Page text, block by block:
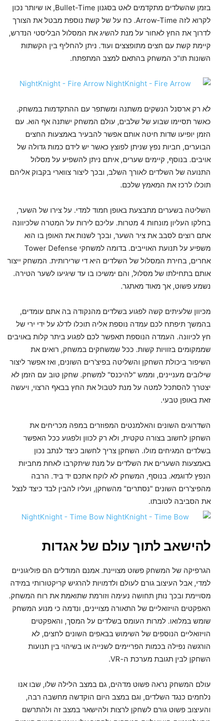
בזמן שהשלדים מתקדמים לאט בסגנון Bullet-Time, או שיותר נכון
לקרוא לזה Arrow-Time. כח על של קשת נוספת מבטל את הצורך
לדרוך את החץ לאחור על מנת להשיג את המסלול הבליסטי הנדרש,
קיימת קשת עם חצים מתופצצים ועוד. ניתן להחליף בין הקשתות
השונות תו"כ המשחק בהתאם למצב המתפתח.
לא רק ארסנל הנשקים משתנה ומשתפר עם ההתקדמות במשחק.
כאשר תסיימו שבוע של שלבים, עולם המשחק ישתנה אף הוא. עם
הזמן יופיעו שדות חיטה אותם אפשר להבעיר באמצעות החצים
הבוערים, חביות נפץ שניתן לפוצץ כאשר יש לידם כמות גדולה של
אויבים. בנוסף, קיימים שערים, איתם ניתן להשפיע על מסלול
התנועה של השלדים לאורך השלב, ובכך ליצור צווארי בקבוק אליהם
תוכלו לרכז את המאמץ שלכם.
השליטה בשערים מתבצעת באופן חמוד למדי. על צירו של השער,
בחלקו העליון מונחות 4 מטרות. עליכם לירות על המטרה שלכיוונה
אתם רוצים לסבב את ציר השער, ובכך לשנות את האופן בו הוא
משפיע על תנועת האוייבים. בדומה למשחקי Tower Defense
אחרים, בחירת המסלול של השלדים היא די שרירותית. המשחק ייצור
אותם בתחילתו של מסלול, והם ימשיכו בו עד שיגיעו לשער הטירה.
נשמע פשוט, אך מאוד מאתגר.
מכיוון שלעיתים קשה לפגוע בשלדים מהנקודה בה אתם עומדים,
בהמשך תיפתח לכם עמדה נוספת אליה תוכלו לדלג על ידי ירי של
חץ לכיוונה. העמדה הנוספת תאפשר לכם לפגוע ביתר קלות באויבים
שממקומים בזוויות קשות. ככל שמשחקים במשחק, רואים את
השיפור ביכולת השחקן והשליטה בפיצ'רים השונים, ואז אפשר ליצור
שילובים מעניינים, וממש "להיכנס" למשחק. שחקן טוב עם הזמן לא
יצטרך להסתכל למטה על מנת לטבול את החץ בבאף הרצוי, ויעשה
זאת באופן טבעי.
השדרוגים השונים והאלמנטים המפוזרים במפה מכריחים את
השחקן לחשוב בצורה טקטית, ולא רק לכוון ולפגוע ככל האפשר
בשלדים המגיחים מולו. השחקן צריך לחשוב כיצד לנתב נכון
באמצעות השערים את השלדים על מנת שיתקרבו לאחת מחביות
הנפץ לדוגמא. בנוסף, המשחק לא לוקח אתכם יד ביד. הרבה
מהפיצ'רים השונים "נסתרים" מהשחקן, ועליו להבין לבד כיצד לנצל
את הסביבה לטובתו.
להישאב לתוך עולם של אגדות
הגרפיקה של המשחק פשוט מצויינת. אמנם המודלים הם פוליגוניים
למדי, אבל העיצוב גורם לעולם ולדמויות להרגיש קריקטורותי במידה
מסויימת ובכך נותן תחושה נעימה וזורמת שתואמת את רוח המשחק.
האפקטים הויזואליים של התאורה מצויינים, ונדמה כי מנוע המשחק
שומש במלואו. למרות העומס בשלדים על המסך, והאפקטים
הויזואליים הנוספים של השימוש בבאפים השונים לחצים, לא
הורגשה נפילה בכמות הפריימים לשנייה או בשיהוי בין תנועות
השחקן לבין תגובת מערכת ה-VR.
עולם המשחק נראה פשוט מדהים, גם במצב הלילה שלו, שבו אנו
נלחמים כנגד השלדים, וגם במצב היום הוקדשה מחשבה רבה,
והעיצוב פשוט גורם לשחקן לרצות ולהישאר במצב זה ולהתרשם